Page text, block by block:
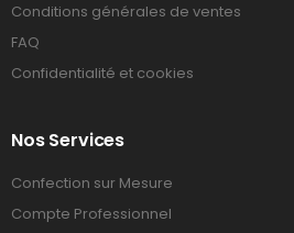
Conditions générales de ventes
FAQ
Confidentialité et cookies
Nos Services
Confection sur Mesure
Compte Professionnel